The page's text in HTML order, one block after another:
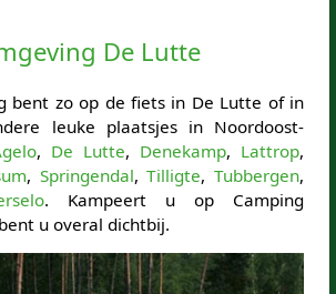
De Lutte
bent zo op de fiets in De Lutte of in
leuke plaatsjes in Noordoost-
, De Lutte, Denekamp, Lattrop,
, Springendal,Tilligte,Tubbergen,
. Kampeert u op Camping
u overal dichtbij.